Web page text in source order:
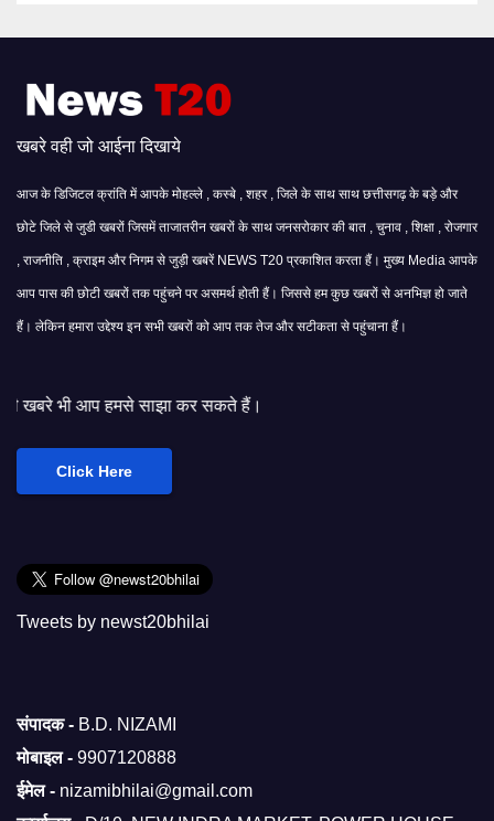
खबरे वही जो आईना दिखाये
आज के डिजिटल क्रांति में आपके मोहल्ले , कस्बे , शहर , जिले के साथ साथ छत्तीसगढ़ के बड़े और
छोटे जिले से जुडी खबरों जिसमें ताजातरीन खबरों के साथ जनसरोकार की बात , चुनाव , शिक्षा , रोजगार
, राजनीति , क्राइम और निगम से जुड़ी खबरें NEWS T20 प्रकाशित करता हैं। मुख्य Media आपके
आप पास की छोटी खबरों तक पहुंचने पर असमर्थ होती हैं। जिससे हम कुछ खबरों से अनभिज्ञ हो जाते
हैं। लेकिन हमारा उद्देश्य इन सभी खबरों को आप तक तेज और सटीकता से पहुंचाना हैं।
साझा कर सकते हैं।
Click Here
Tweets by newst20bhilai
संपादक - B.D. NIZAMI
मोबाइल - 9907120888
ईमेल - nizamibhilai@gmail.com